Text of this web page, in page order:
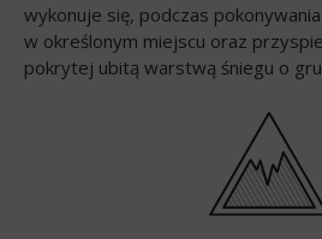
wykonuje się, podczas
w określonym miejscu oraz
pokrytej ubitą warstwą śniegu o